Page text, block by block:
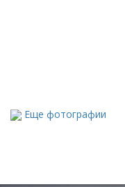
Еще фотографии